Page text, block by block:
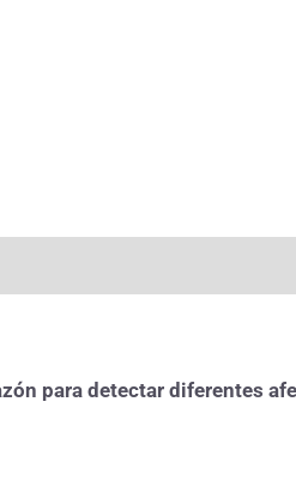
para detectar diferentes